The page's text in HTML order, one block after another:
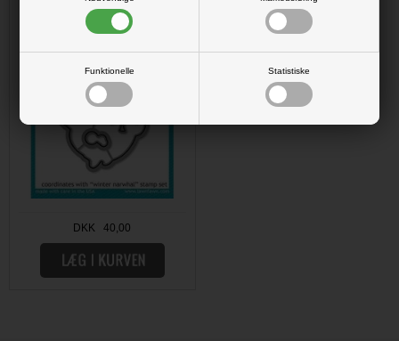
Funktionelle Statistiske
DKK 40,00